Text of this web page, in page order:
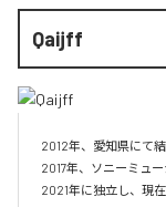
Qaijff
2012年、愛知県にて結
2017年、ソニーミュ
2021年に独立し、現